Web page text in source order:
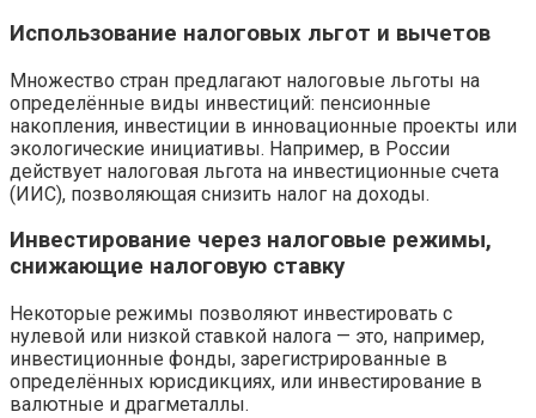
Использование налоговых льгот и вычетов
Множество стран предлагают налоговые льготы на
определённые виды инвестиций: пенсионные
накопления, инвестиции в инновационные проекты или
экологические инициативы. Например, в России
действует налоговая льгота на инвестиционные счета
(ИИС), позволяющая снизить налог на доходы.
Инвестирование через налоговые режимы,
снижающие налоговую ставку
Некоторые режимы позволяют инвестировать с
нулевой или низкой ставкой налога — это, например,
инвестиционные фонды, зарегистрированные в
определённых юрисдикциях, или инвестирование в
валютные и драгметаллы.